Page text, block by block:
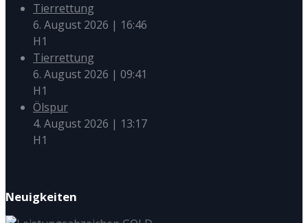
Tierrettung
6. August 2026 | 16:46
H1
Tierrettung
6. August 2026 | 09:41
H1
Ölspur
4. August 2026 | 13:17
H1
Neuigkeiten